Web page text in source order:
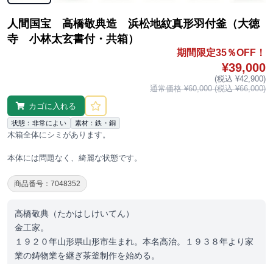
人間国宝 高橋敬典造 浜松地紋真形羽付釜（大徳
寺 小林太玄書付・共箱）
期間限定35％OFF！
¥39,000
(税込 ¥42,900)
通常価格 ¥60,000 (税込 ¥66,000)
カゴに入れる
状態：非常によい 素材：鉄・銅
木箱全体にシミがあります。
本体には問題なく、綺麗な状態です。
商品番号：7048352
高橋敬典（たかはしけいてん）
金工家。
１９２０年山形県山形市生まれ。本名高治。１９３８年より家
業の鋳物業を継ぎ茶釜制作を始める。